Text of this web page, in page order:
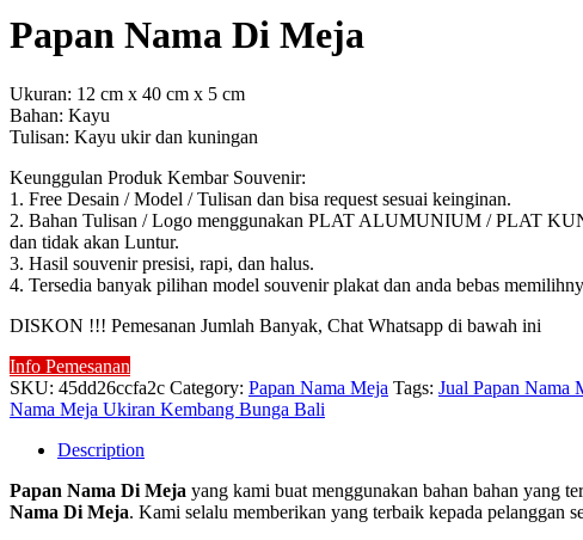
Papan Nama Di Meja
Ukuran: 12 cm x 40 cm x 5 cm
Bahan: Kayu
Tulisan: Kayu ukir dan kuningan
Keunggulan Produk Kembar Souvenir:
1. Free Desain / Model / Tulisan dan bisa request sesuai keinginan.
2. Bahan Tulisan / Logo menggunakan PLAT ALUMUNIUM / PLAT
dan tidak akan Luntur.
3. Hasil souvenir presisi, rapi, dan halus.
4. Tersedia banyak pilihan model souvenir plakat dan anda bebas
DISKON !!! Pemesanan Jumlah Banyak, Chat Whatsapp di bawah ini
Info Pemesanan
SKU: 45dd26ccfa2c Category: Papan Nama Meja Tags: Jual Papan Nama
Nama Meja Ukiran Kembang Bunga Bali
Description
Papan Nama Di Meja yang kami buat menggunakan bahan bahan yang
Nama Di Meja. Kami selalu memberikan yang terbaik kepada pelanggan